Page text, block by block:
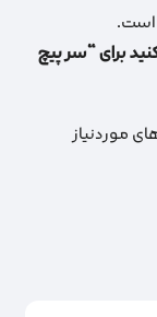
است.
برای “سر پیچ
موردنیاز